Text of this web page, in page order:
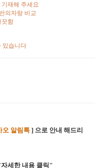
재해 주세요
의자랑 비교
끗함
있습니다
오 알림톡] 으로 안내 해드리
세한 내용 클릭"